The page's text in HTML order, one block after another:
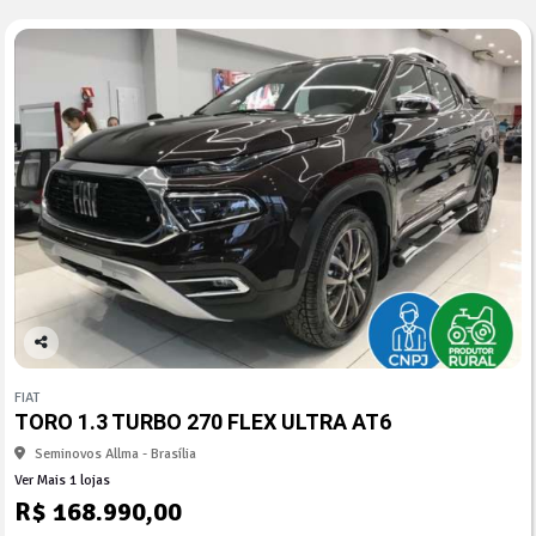
Co
arti
lhe
FIAT
TORO 1.3 TURBO 270 FLEX ULTRA AT6
Seminovos Allma - Brasília
Ver Mais 1 lojas
R$ 168.990,00